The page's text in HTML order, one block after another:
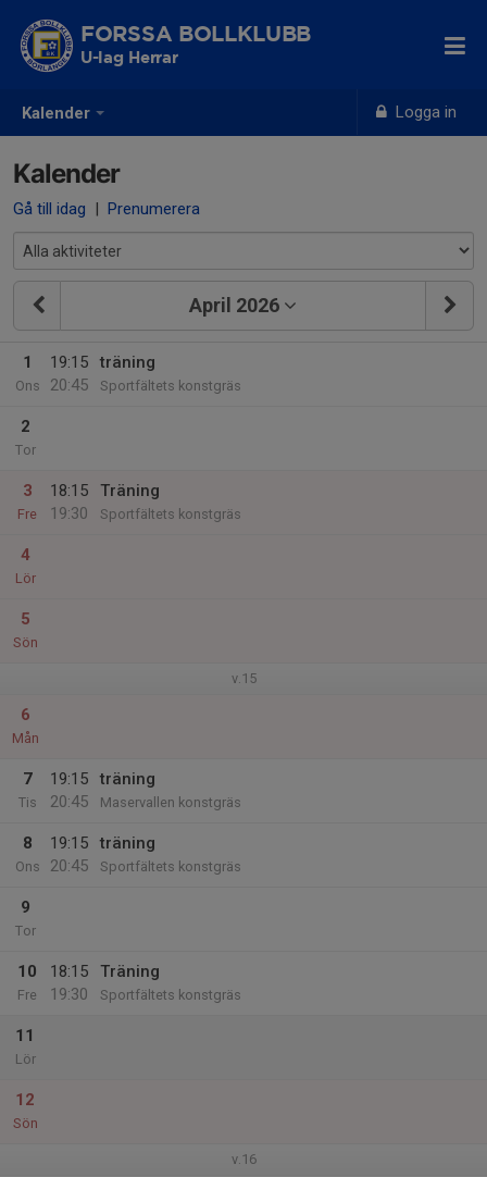
Kalender Logga in
FORSSA BOLLKLUBB
U-lag Herrar
Kalender
Gå till idag | Prenumerera
April 2026
1
Ons
19:15
20:45
träning
Sportfältets konstgräs
2
Tor
3
Fre
18:15
19:30
Träning
Sportfältets konstgräs
4
Lör
5
Sön
v.15
6
Mån
7
Tis
19:15
20:45
träning
Maservallen konstgräs
8
Ons
19:15
20:45
träning
Sportfältets konstgräs
9
Tor
10
Fre
18:15
19:30
Träning
Sportfältets konstgräs
11
Lör
12
Sön
v.16